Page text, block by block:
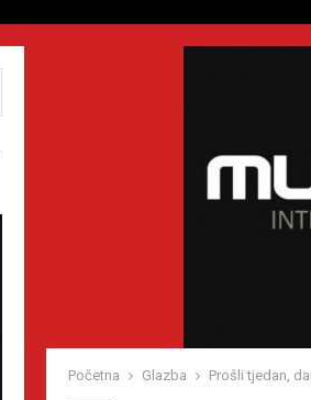
Početna Glazba Prošli tjedan,